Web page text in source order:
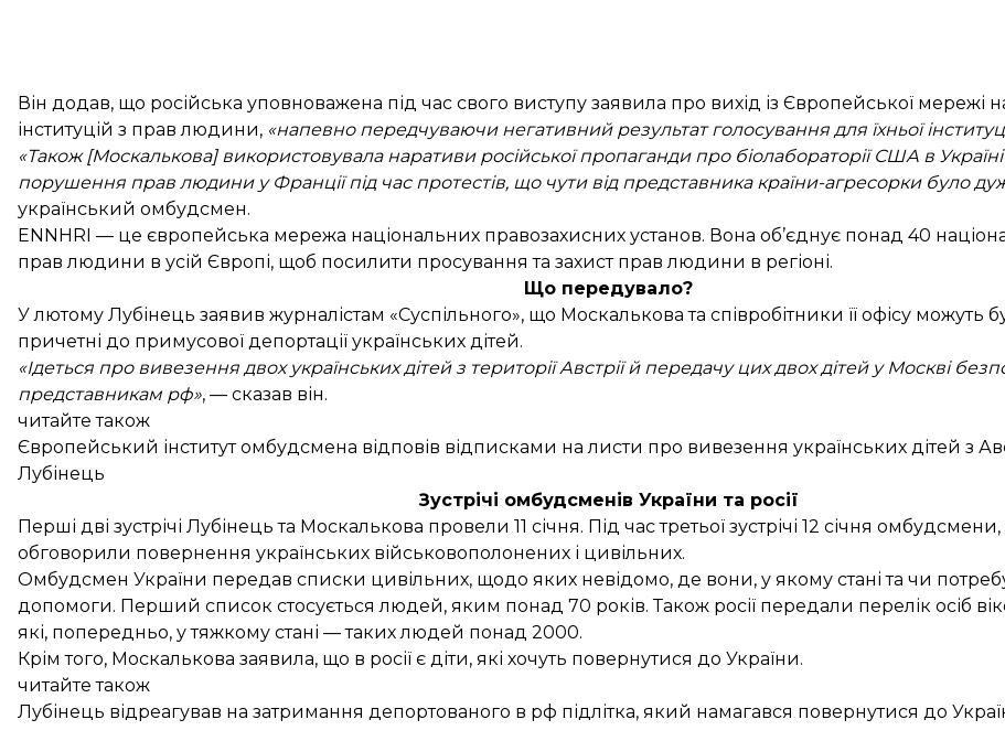
Він додав, що російська уповноважена під час свого виступу заявила про вихід із Європейської мережі
інституцій з прав людини, «напевно передчуваючи негативний результат голосування для їхньої
«Також [Москалькова] використовувала наративи російської пропаганди про біолабораторії США в
порушення прав людини у Франції під час протестів, що чути від представника країни-агресорки було
український омбудсмен.
ENNHRI — це європейська мережа національних правозахисних установ. Вона об’єднує понад 40
прав людини в усій Європі, щоб посилити просування та захист прав людини в регіоні.
Що передувало?
У лютому Лубінець заявив журналістам «Суспільного», що Москалькова та співробітники її офісу можуть
причетні до примусової депортації українських дітей.
«Ідеться про вивезення двох українських дітей з території Австрії й передачу цих двох дітей у Москві
представникам рф», — сказав він.
читайте також
Європейський інститут омбудсмена відповів відписками на листи про вивезення українських дітей з
Лубінець
Зустрічі омбудсменів України та росії
Перші дві зустрічі Лубінець та Москалькова провели 11 січня. Під частретьої зустрічі 12 січня омбудсмени,
обговорили повернення українських військовополонених і цивільних.
Омбудсмен України передав списки цивільних, щодо яких невідомо, де вони, у якому стані та чи
допомоги. Перший список стосується людей, яким понад 70 років. Також росії передали перелік осіб
які, попередньо, у тяжкому стані — таких людей понад 2000.
Крім того, Москалькова заявила, що в росії є діти, які хочуть повернутися до України.
читайте також
Лубінець відреагував на затримання депортованого в рф підлітка, який намагався повернутися до